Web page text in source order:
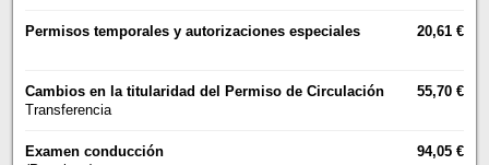
Permisos temporales y autorizaciones especiales 20,61 €
Cambios en la titularidad del Permiso de Circulación
55,70 €
Transferencia
Examen conducción
94,05 €